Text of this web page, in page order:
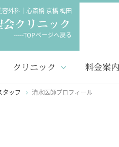
外科｜心斎橋 京橋 梅田
-----TOPページへ戻る
クリニック 料金案内
タッフ 清水医師プロフィール